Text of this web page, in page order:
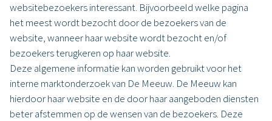
websitebezoekers interessant. Bijvoorbeeld welke pagina
het meest wordt bezocht door de bezoekers van de
website, wanneer haar website wordt bezocht en/of
bezoekers terugkeren op haar website.
Deze algemene informatie kan worden gebruikt voor het
interne marktonderzoek van De Meeuw. De Meeuw kan
hierdoor haar website en de door haar aangeboden diensten
beter afstemmen op de wensen van de bezoekers. Deze